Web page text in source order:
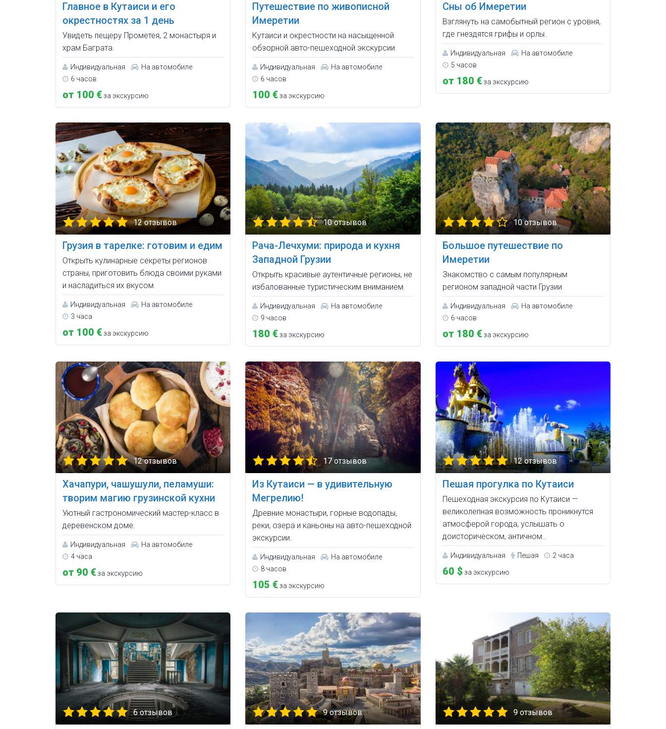
Главное в Кутаиси и его
окрестностях за 1 день
Увидеть пещеру Прометея, 2 монастыря и
храм Баграта.
Индивидуальная
На автомобиле
6 часов
от 100 €за экскурсию
Путешествие по живописной
Имеретии
Кутаиси и окрестности на насыщенной
обзорной авто-пешеходной экскурсии.
Индивидуальная
На автомобиле
6 часов
100 €за экскурсию
Сны об Имеретии
Взглянуть на самобытный регион с уровня,
где гнездятся грифы и орлы.
Индивидуальная
На автомобиле
5 часов
от 180 €за экскурсию
12 отзывов
Грузия в тарелке: готовим и едим
Открыть кулинарные секреты регионов
страны, приготовить блюда своими руками
и насладиться их вкусом.
Индивидуальная
На автомобиле
3 часа
от 100 €за экскурсию
10 отзывов
Рача-Лечхуми: природа и кухня
Западной Грузии
Открыть красивые аутентичные регионы, не
избалованные туристическим вниманием.
Индивидуальная
На автомобиле
9 часов
180 €за экскурсию
10 отзывов
Большое путешествие по
Имеретии
Знакомство с самым популярным
регионом западной части Грузии.
Индивидуальная
На автомобиле
6 часов
от 180 €за экскурсию
12 отзывов
Хачапури, чашушули, пеламуши:
творим магию грузинской кухни
Уютный гастрономический мастер-класс в
деревенском доме.
Индивидуальная
На автомобиле
4 часа
от 90 €за экскурсию
17 отзывов
Из Кутаиси — в удивительную
Мегрелию!
Древние монастыри, горные водопады,
реки, озера и каньоны на авто-пешеходной
экскурсии.
Индивидуальная
На автомобиле
8 часов
105 €за экскурсию
12 отзывов
Пешая прогулка по Кутаиси
Пешеходная экскурсия по Кутаиси —
великолепная возможность проникнутся
атмосферой города, услышать о
доисторическом, античном…
Индивидуальная Пешая 2 часа
60 $ за экскурсию
6 отзывов 9 отзывов 9 отзывов